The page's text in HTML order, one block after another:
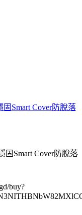
Smart Cover防脫落
固Smart Cover防脫落
buy?